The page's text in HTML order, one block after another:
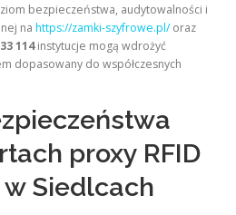
bezpieczeństwa, audytowalności i
na https://zamki-szyfrowe.pl/oraz
114instytucje mogą wdrożyć
dopasowany do współczesnych
proxy RFID
w Siedlcach